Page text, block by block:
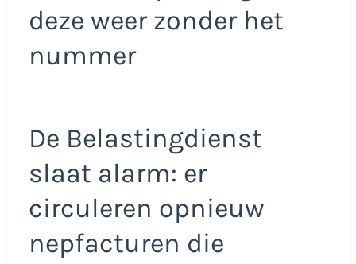
deze weer zonder het
nummer
De Belastingdienst
slaat alarm: er
circuleren opnieuw
nepfacturen die